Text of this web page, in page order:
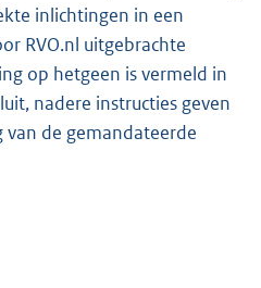
inlichtingen in een
RVO.nl uitgebrachte
op hetgeen is vermeld in
nadere instructies geven
de gemandateerde